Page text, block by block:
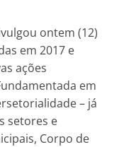
ontem (12)
em 2017 e
ações
em
– já
setores e
Corpo de